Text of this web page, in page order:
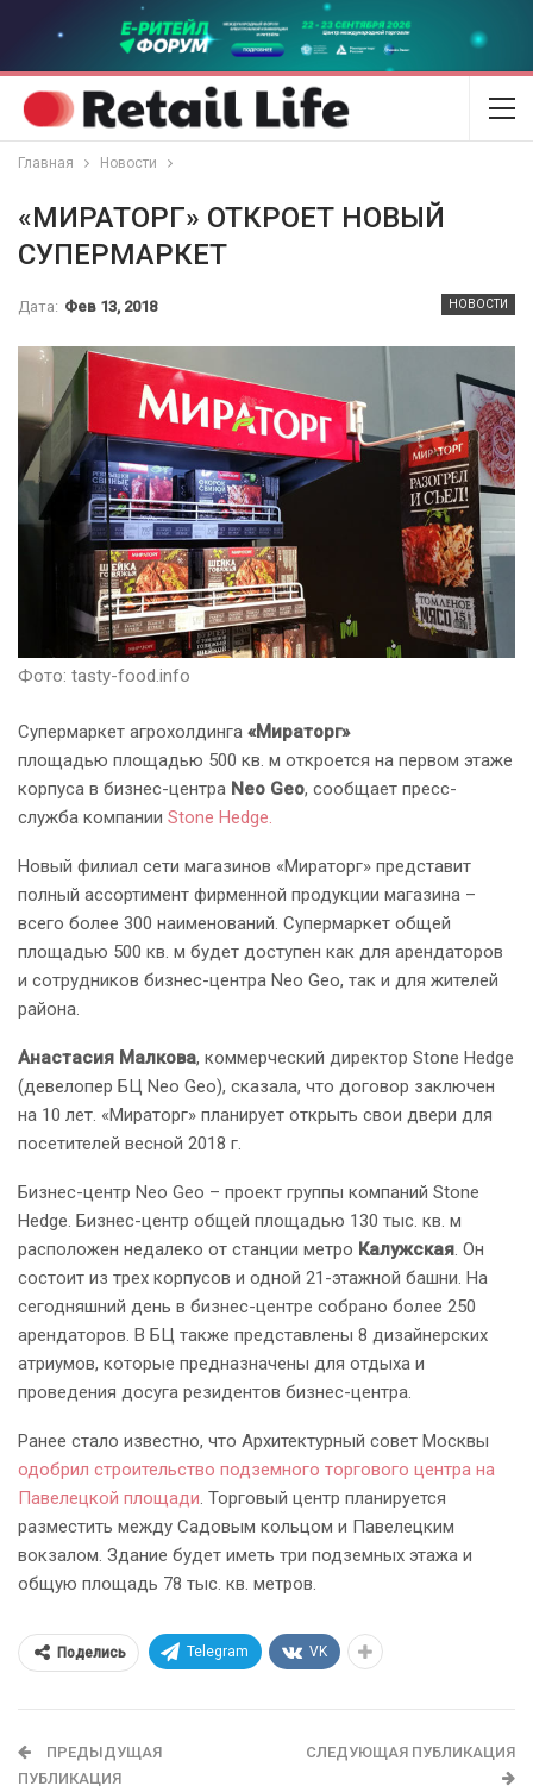
Главная Новости
«МИРАТОРГ» ОТКРОЕТ НОВЫЙ
СУПЕРМАРКЕТ
НОВОСТИ
Дата: Фев 13, 2018
Фото: tasty-food.info
Супермаркет агрохолдинга «Мираторг»
площадью площадью 500 кв. м откроется на первом этаже
корпуса в бизнес-центра Neo Geo, сообщает пресс-
служба компании Stone Hedge.
Новый филиал сети магазинов «Мираторг» представит
полный ассортимент фирменной продукции магазина –
всего более 300 наименований. Супермаркет общей
площадью 500 кв. м будет доступен как для арендаторов
и сотрудников бизнес-центра Neo Geo, так и для жителей
района.
Анастасия Малкова, коммерческий директор Stone Hedge
(девелопер БЦ Neo Geo), сказала, что договор заключен
на 10 лет. «Мираторг» планирует открыть свои двери для
посетителей весной 2018 г.
Бизнес-центр Neo Geo – проект группы компаний Stone
Hedge. Бизнес-центр общей площадью 130 тыс. кв. м
расположен недалеко от станции метро Калужская. Он
состоит из трех корпусов и одной 21-этажной башни. На
сегодняшний день в бизнес-центре собрано более 250
арендаторов. В БЦ также представлены 8 дизайнерских
атриумов, которые предназначены для отдыха и
проведения досуга резидентов бизнес-центра.
Ранее стало известно, что Архитектурный совет Москвы
одобрил строительство подземного торгового центра на
Павелецкой площади. Торговый центр планируется
разместить между Садовым кольцом и Павелецким
вокзалом. Здание будет иметь три подземных этажа и
общую площадь 78 тыс. кв. метров.
Поделись Telegram VK
ПРЕДЫДУЩАЯ
ПУБЛИКАЦИЯ
СЛЕДУЮЩАЯ ПУБЛИКАЦИЯ